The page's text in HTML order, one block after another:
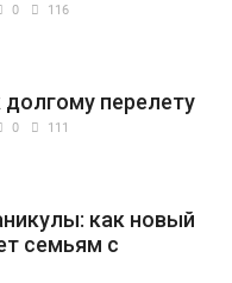
0 116
перелету
0 111
как новый
семьям с